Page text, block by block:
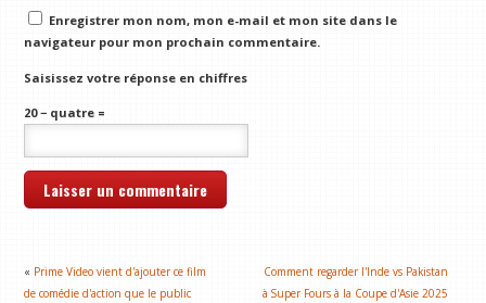
Enregistrer mon nom, mon e-mail et mon site dans le
navigateur pour mon prochain commentaire.
Saisissez votre réponse en chiffres
20 − quatre =
« Prime Video vient d'ajouter ce film
de comédie d'action que le public
Comment regarder l'Inde vs Pakistan
à Super Fours à la Coupe d'Asie 2025